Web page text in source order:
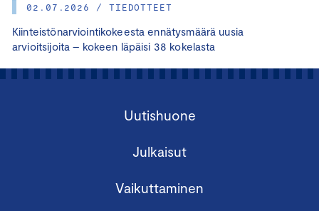
02.07.2026 / TIEDOTTEET
Kiinteistönarviointikokeesta ennätysmäärä uusia
arvioitsijoita – kokeen läpäisi 38 kokelasta
Uutishuone
Julkaisut
Vaikuttaminen